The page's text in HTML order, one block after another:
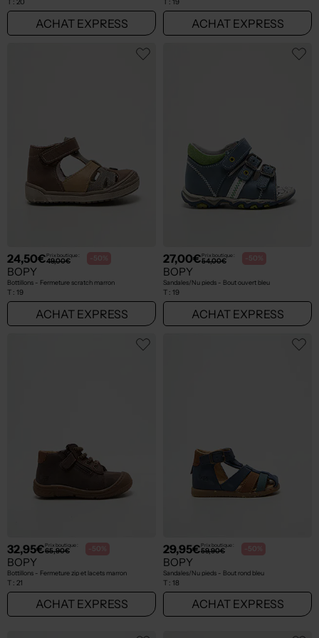
T : 20
ACHAT EXPRESS
T : 19
ACHAT EXPRESS
24,50€Prix boutique :
49,00€ -50%
BOPY
Bottillons - Fermeture scratch marron
T : 19
ACHAT EXPRESS
27,00€Prix boutique :
54,00€ -50%
BOPY
Sandales/Nu pieds - Bout ouvert bleu
T : 19
ACHAT EXPRESS
32,95€Prix boutique :
65,90€ -50%
BOPY
Bottillons - Fermeture zip et lacets marron
T : 21
ACHAT EXPRESS
29,95€Prix boutique :
59,90€ -50%
BOPY
Sandales/Nu pieds - Bout rond bleu
T : 18
ACHAT EXPRESS